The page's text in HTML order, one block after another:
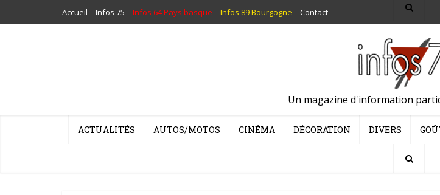
Accueil Infos 75 Infos 64 Pays basque Infos 89 Bourgogne Contact
Un magazine d'information
ACTUALITÉS AUTOS/MOTOS CINÉMA DÉCORATION DIVERS